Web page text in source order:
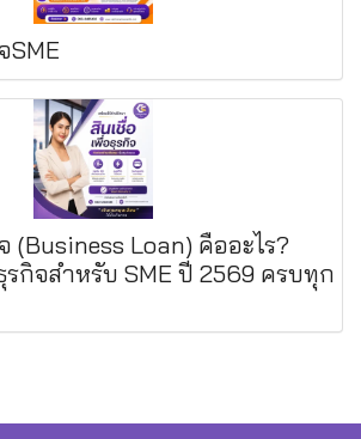
SME
(Business Loan) คืออะไร?
กิจสำหรับ SME ปี 2569 ครบทุก